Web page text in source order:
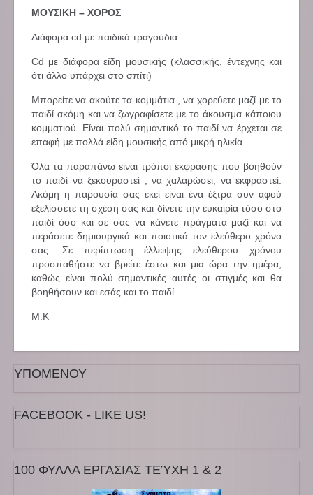
ΜΟΥΣΙΚΗ – ΧΟΡΟΣ
Διάφορα cd με παιδικά τραγούδια
Cd με διάφορα είδη μουσικής (κλασσικής, έντεχνης και
ότι άλλο υπάρχει στο σπίτι)
Μπορείτε να ακούτε τα κομμάτια , να χορεύετε μαζί με το
παιδί ακόμη και να ζωγραφίσετε με το άκουσμα κάποιου
κομματιού. Είναι πολύ σημαντικό το παιδί να έρχεται σε
επαφή με πολλά είδη μουσικής από μικρή ηλικία.
Όλα τα παραπάνω είναι τρόποι έκφρασης που βοηθούν
το παιδί να ξεκουραστεί , να χαλαρώσει, να εκφραστεί.
Ακόμη η παρουσία σας εκεί είναι ένα έξτρα συν αφού
εξελίσσετε τη σχέση σας και δίνετε την ευκαιρία τόσο στο
παιδί όσο και σε σας να κάνετε πράγματα μαζί και να
περάσετε δημιουργικά και ποιοτικά τον ελεύθερο χρόνο
σας. Σε περίπτωση έλλειψης ελεύθερου χρόνου
προσπαθήστε να βρείτε έστω και μια ώρα την ημέρα,
καθώς είναι πολύ σημαντικές αυτές οι στιγμές και θα
βοηθήσουν και εσάς και το παιδί.
M.K
ΥΠΟΜΕΝΟΥ
FACEBOOK - LIKE US!
100 ΦΥΛΛΑ ΕΡΓΑΣΙΑΣ ΤΕΎΧΗ 1 & 2